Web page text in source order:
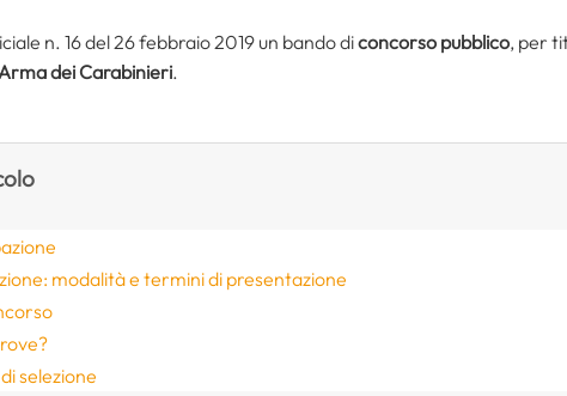
n. 16 del 26 febbraio 2019 un bando diconcorso pubblico, per
Arma dei Carabinieri.
modalità e termini di presentazione
selezione